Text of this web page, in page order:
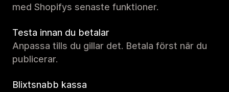
med Shopifys senaste funktioner.
Testa innan du betalar
Anpassa tills du gillar det. Betala först när du
publicerar.
Blixtsnabb kassa